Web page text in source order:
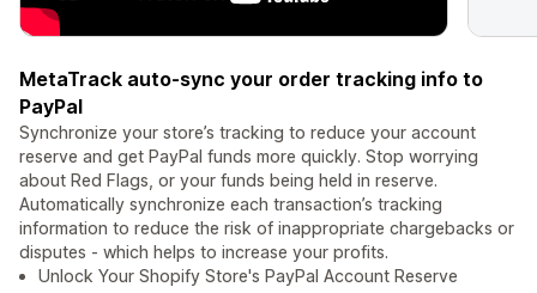
MetaTrack auto-sync your order tracking info to
PayPal
Synchronize your store’s tracking to reduce your account
reserve and get PayPal funds more quickly. Stop worrying
about Red Flags, or your funds being held in reserve.
Automatically synchronize each transaction’s tracking
information to reduce the risk of inappropriate chargebacks or
disputes - which helps to increase your profits.
Unlock Your Shopify Store's PayPal Account Reserve